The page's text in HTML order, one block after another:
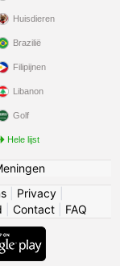
Huisdieren
Brazilië
Filipijnen
Libanon
Golf
Hele lijst
Privacy
Contact FAQ